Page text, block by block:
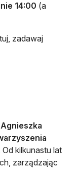
14:00 (a
zadawaj
Agnieszka
Od kilkunastu lat
zarządzając